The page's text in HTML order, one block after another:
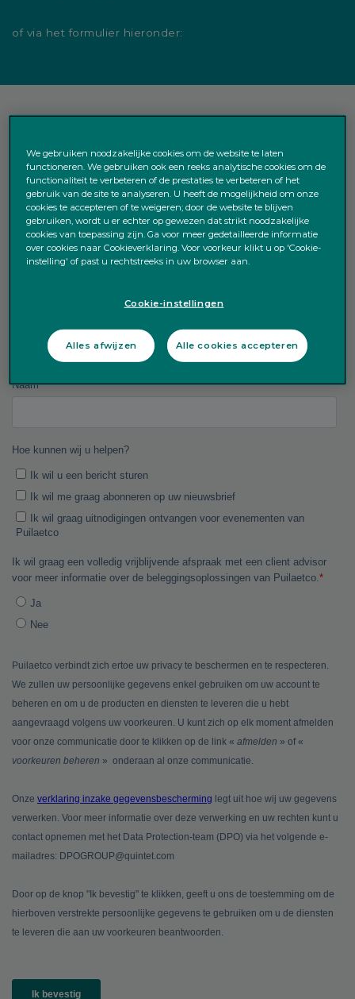
of via het formulier hieronder:
We gebruiken noodzakelijke cookies om de website te laten
functioneren. We gebruiken ook een reeks analytische cookies om de
functionaliteit te verbeteren of de prestaties te verbeteren of het
gebruik van de site te analyseren. U heeft de mogelijkheid om onze
cookies te accepteren of te weigeren; door de website te blijven
gebruiken, wordt u er echter op gewezen dat strikt noodzakelijke
cookies van toepassing zijn. Ga voor meer gedetailleerde informatie
over cookies naar Cookieverklaring. Voor voorkeur klikt u op 'Cookie-
instelling' of past u rechtstreeks in uw browser aan.
Cookie-instellingen
Alles afwijzen Alle cookies accepteren